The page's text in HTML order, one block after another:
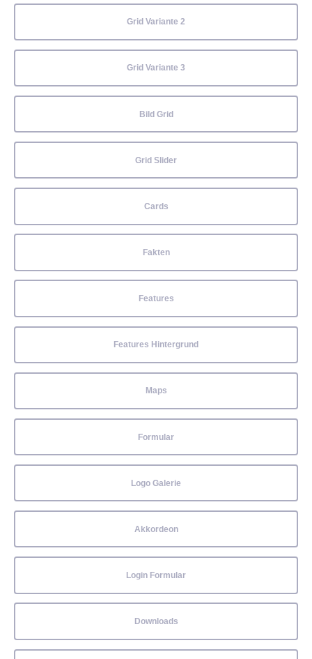
Grid Variante 2
Grid Variante 3
Bild Grid
Grid Slider
Cards
Fakten
Features
Features Hintergrund
Maps
Formular
Logo Galerie
Akkordeon
Login Formular
Downloads